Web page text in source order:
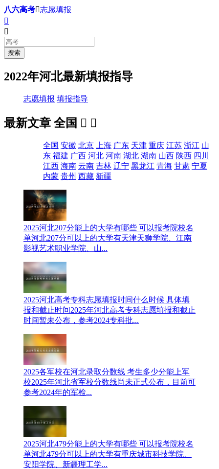
八六高考志愿填报


2022年河北最新填报指导
志愿填报 填报指导
最新文章 全国  
全国 安徽 北京 上海 广东 天津 重庆 江苏 浙江 山
东 福建 广西 河北 河南 湖北 湖南 山西 陕西 四川
江西 海南 云南 吉林 辽宁 黑龙江 青海 甘肃 宁夏
内蒙 贵州 西藏 新疆
2025河北207分能上的大学有哪些 可以报考院校名
单河北207分可以上的大学有天津天狮学院、江南
影视艺术职业学院、山...
2025河北高考专科志愿填报时间什么时候 具体填
报和截止时间2025年河北高考专科志愿填报和截止
时间暂未公布，参考2024专科批...
2025各军校在河北录取分数线 考生多少分能上军
校‌2025年河北省军校分数线尚未正式公布，目前可
参考2024年的军检...
2025河北479分能上的大学有哪些 可以报考院校名
单河北479分可以上的大学有重庆城市科技学院、
安阳学院、新疆理工学...